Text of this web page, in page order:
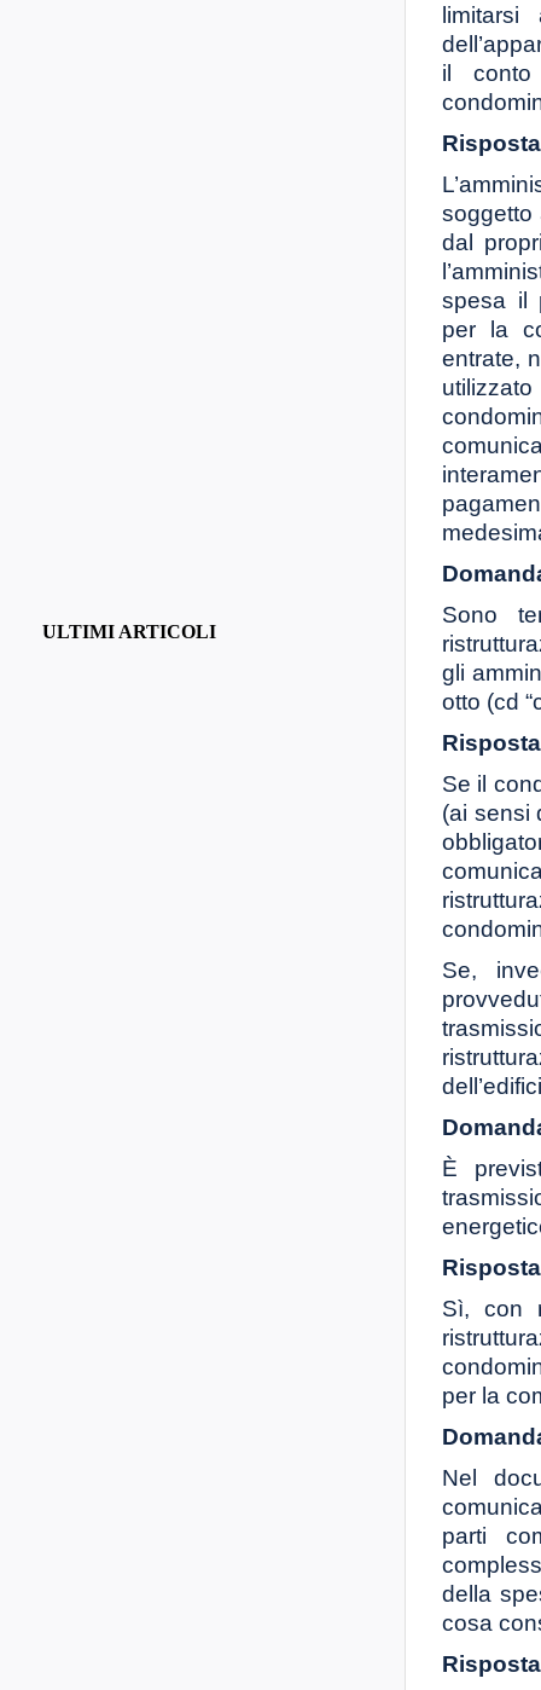
limitarsi
il conto
Risposta
soggetto
dal
spesa il
per la
entrate,
Sono
gli
otto (cd
Risposta
Se il
(ai sensi
Se,
È
Risposta
Sì, con
per la
Nel
parti
della
cosa
Risposta
ULTIMI ARTICOLI